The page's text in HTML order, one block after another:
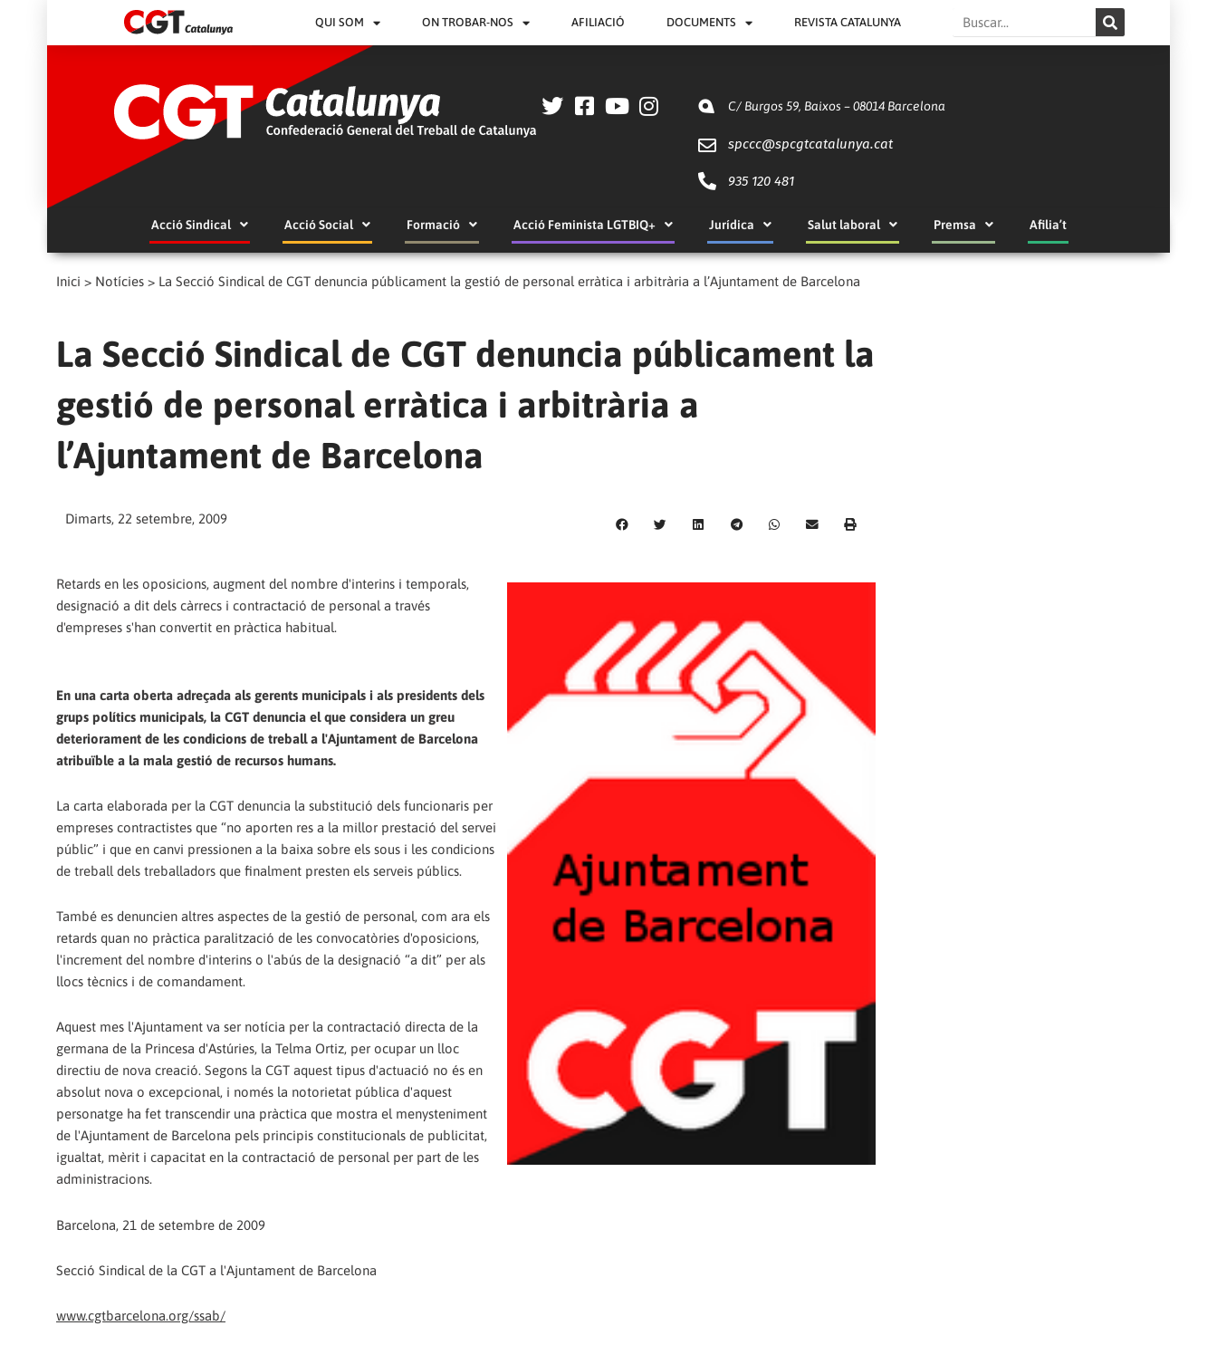
QUI SOM ON TROBAR-NOS AFILIACIÓ DOCUMENTS REVISTA CATALUNYA Search
C/ Burgos 59, Baixos – 08014 Barcelona
spccc@spcgtcatalunya.cat
935 120 481
Acció Sindical Acció Social Formació Acció Feminista LGTBIQ+ Jurídica Salut laboral Premsa Afilia’t
Inici > Notícies > La Secció Sindical de CGT denuncia públicament la gestió de personal erràtica i arbitrària a l’Ajuntament de Barcelona
La Secció Sindical de CGT denuncia públicament la
gestió de personal erràtica i arbitrària a
l’Ajuntament de Barcelona
Dimarts, 22 setembre, 2009
Retards en les oposicions, augment del nombre d'interins i temporals,
designació a dit dels càrrecs i contractació de personal a través
d'empreses s'han convertit en pràctica habitual.
En una carta oberta adreçada als gerents municipals i als presidents dels
grups polítics municipals, la CGT denuncia el que considera un greu
deteriorament de les condicions de treball a l'Ajuntament de Barcelona
atribuïble a la mala gestió de recursos humans.
La carta elaborada per la CGT denuncia la substitució dels funcionaris per
empreses contractistes que “no aporten res a la millor prestació del servei
públic” i que en canvi pressionen a la baixa sobre els sous i les condicions
de treball dels treballadors que finalment presten els serveis públics.
També es denuncien altres aspectes de la gestió de personal, com ara els
retards quan no pràctica paralització de les convocatòries d'oposicions,
l'increment del nombre d'interins o l'abús de la designació “a dit” per als
llocs tècnics i de comandament.
Aquest mes l'Ajuntament va ser notícia per la contractació directa de la
germana de la Princesa d'Astúries, la Telma Ortiz, per ocupar un lloc
directiu de nova creació. Segons la CGT aquest tipus d'actuació no és en
absolut nova o excepcional, i només la notorietat pública d'aquest
personatge ha fet transcendir una pràctica que mostra el menysteniment
de l'Ajuntament de Barcelona pels principis constitucionals de publicitat,
igualtat, mèrit i capacitat en la contractació de personal per part de les
administracions.
Barcelona, 21 de setembre de 2009
Secció Sindical de la CGT a l'Ajuntament de Barcelona
www.cgtbarcelona.org/ssab/